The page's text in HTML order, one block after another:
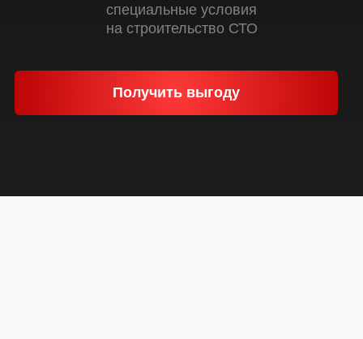
Получить выгоду
специальные условия
на строительство СТО